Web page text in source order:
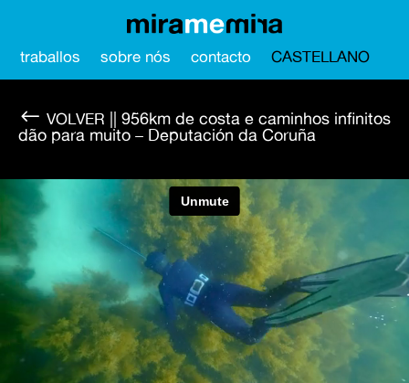
traballos sobre nós contacto CASTELLANO
#
|| 956km de costa e caminhos infinitos
dão para muito – Deputación da Coruña